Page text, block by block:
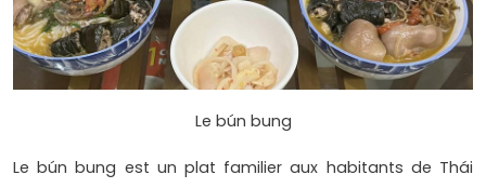
Le bún bung
Le bún bung est un plat familier aux habitants de Thái